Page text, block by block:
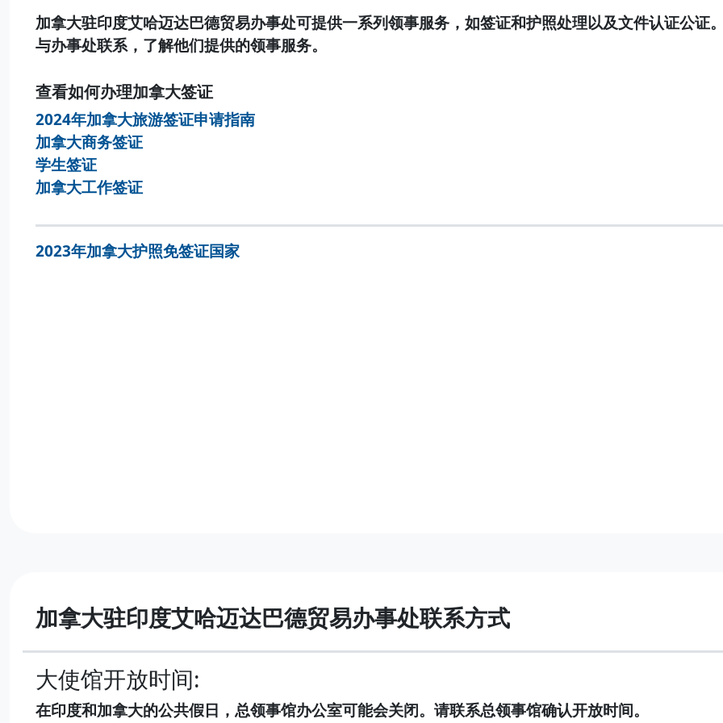
加拿大驻印度艾哈迈达巴德贸易办事处可提供一系列领事服务，如签证和护照处理以及文件认证公证
与办事处联系，了解他们提供的领事服务。
查看如何办理加拿大签证
2024年加拿大旅游签证申请指南
加拿大商务签证
学生签证
加拿大工作签证
2023年加拿大护照免签证国家
加拿大驻印度艾哈迈达巴德贸易办事处联系方式
大使馆开放时间:
在印度和加拿大的公共假日，总领事馆办公室可能会关闭。请联系总领事馆确认开放时间。